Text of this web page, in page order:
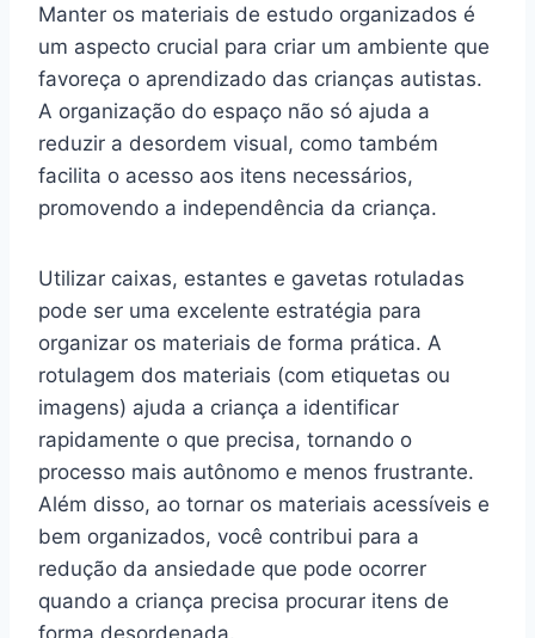
Manter os materiais de estudo organizados é
um aspecto crucial para criar um ambiente que
favoreça o aprendizado das crianças autistas.
A organização do espaço não só ajuda a
reduzir a desordem visual, como também
facilita o acesso aos itens necessários,
promovendo a independência da criança.
Utilizar caixas, estantes e gavetas rotuladas
pode ser uma excelente estratégia para
organizar os materiais de forma prática. A
rotulagem dos materiais (com etiquetas ou
imagens) ajuda a criança a identificar
rapidamente o que precisa, tornando o
processo mais autônomo e menos frustrante.
Além disso, ao tornar os materiais acessíveis e
bem organizados, você contribui para a
redução da ansiedade que pode ocorrer
quando a criança precisa procurar itens de
forma desordenada.